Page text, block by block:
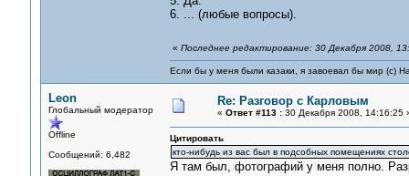
6. ... (любые вопросы).
« Последнее редактирование: 30 Декабря 2008,
Если бы у меня были казаки, я завоевал бы мир (с)
Leon
Глобальный модератор
Offline
Сообщений: 6,482
Re: Разговор с Карловым
« Ответ #113 :30 Декабря 2008, 14:16:25
Цитировать
кто-нибудь из вас был в подсобных помещениях
Я там был, фотографий у меня полно.